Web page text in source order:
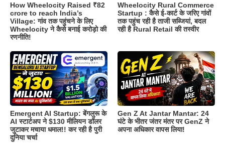
How Wheelocity Raised ₹82
crore to reach India’s
Village: गांव तक पहुंचने के लिए
Wheelocity ने कैसे बनाई करोड़ो की
रणनीति!
Wheelocity Rural Commerce
Startup : कैसे ई-कार्ट के जरिए गांवों
तक पहुंच रही है ताजी सब्जियां, बदल
रही है Rural Retail की तस्वीर
Emergent AI Startup: बेंगलुरू के
AI स्टार्टअप ने $130 मीलियन डॉलर
जुटाकर मचाया धमाल!! कर रही है पुरी
दुनिया चर्चा
Gen Z At Jantar Mantar: 24
घंटे के भीतर जंतर मंतर पर GenZ ने
अपना अधिकार वापस लिया!